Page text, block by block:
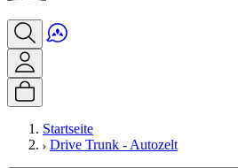
Startseite
Drive Trunk - Autozelt